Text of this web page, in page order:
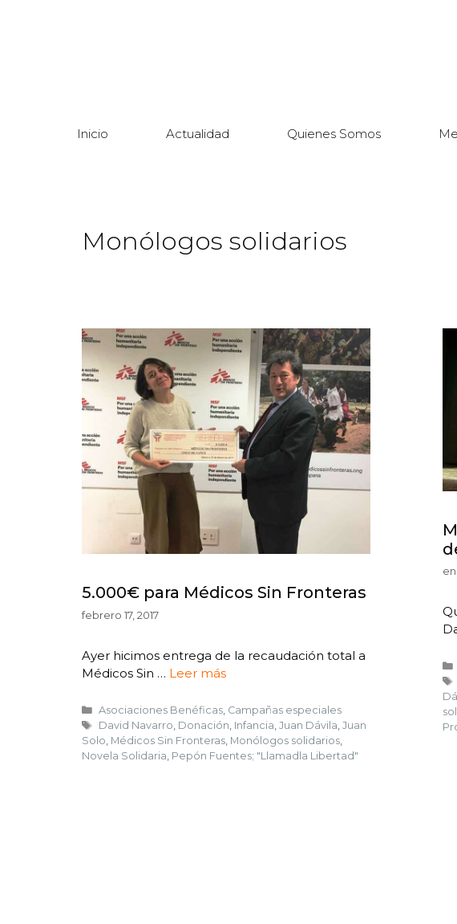
Inicio Actualidad Quienes Somos
Monólogos solidarios
5.000€ para Médicos Sin Fronteras
febrero 17, 2017
Ayer hicimos entrega de la recaudación total a
Médicos Sin … Leer más
Asociaciones Benéficas, Campañas especiales
David Navarro, Donación, Infancia, Juan Dávila, Juan
Solo, Médicos Sin Fronteras, Monólogos solidarios,
Novela Solidaria, Pepón Fuentes; "Llamadla Libertad"